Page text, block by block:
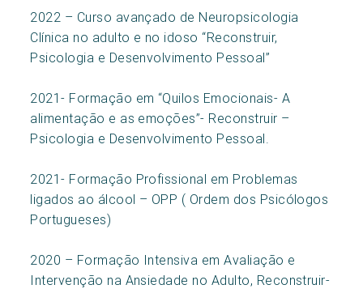
2022 – Curso avançado de Neuropsicologia
Clínica no adulto e no idoso “Reconstruir,
Psicologia e Desenvolvimento Pessoal”
2021- Formação em “Quilos Emocionais- A
alimentação e as emoções”- Reconstruir –
Psicologia e Desenvolvimento Pessoal.
2021- Formação Profissional em Problemas
ligados ao álcool – OPP ( Ordem dos Psicólogos
Portugueses)
2020 – Formação Intensiva em Avaliação e
Intervenção na Ansiedade no Adulto, Reconstruir-